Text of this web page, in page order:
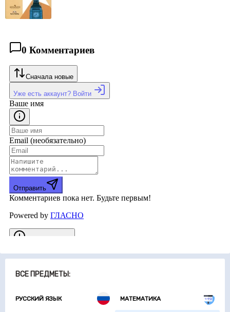
ВСЕ ПРЕДМЕТЫ:
РУССКИЙ ЯЗЫК МАТЕМАТИКА